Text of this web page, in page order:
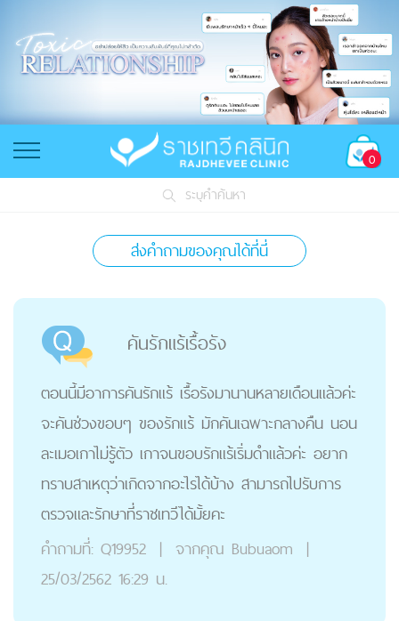
0
ระบุคำค้นหา
ส่งคำถามของคุณได้ที่นี่
คันรักแร้เรื้อรัง
ตอนนี้มีอาการคันรักแร้ เรื้อรังมานานหลายเดือนแล้วค่ะ
จะคันช่วงขอบๆ ของรักแร้ มักคันเฉพาะกลางคืน นอน
ละเมอเกาไม่รู้ตัว เกาจนขอบรักแร้เริ่มดำแล้วค่ะ อยาก
ทราบสาเหตุว่าเกิดจากอะไรได้บ้าง สามารถไปรับการ
ตรวจและรักษาที่ราชเทวีได้มั้ยคะ
คำถามที่: Q19952 | จากคุณ Bubuaom |
25/03/2562 16:29 น.